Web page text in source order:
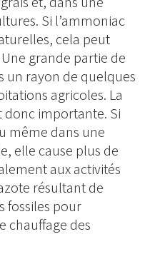
Si l’ammoniac
cela peut
grande partie de
un rayon de quelques
agricoles. La
donc importante. Si
même dans une
elle cause plus de
aux activités
résultant de
fossiles pour
chauffage des